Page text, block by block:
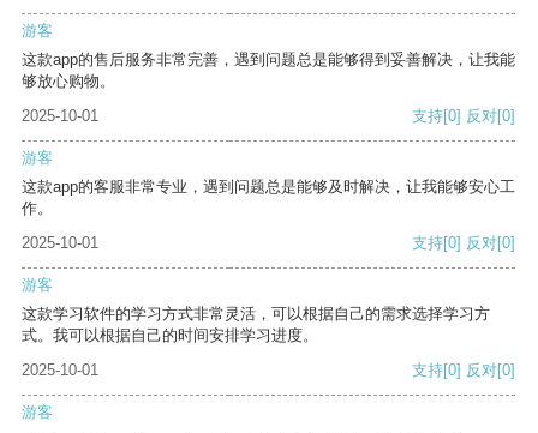
游客
这款app的售后服务非常完善，遇到问题总是能够得到妥善解决，让我能
够放心购物。
2025-10-01
支持[0] 反对[0]
游客
这款app的客服非常专业，遇到问题总是能够及时解决，让我能够安心工
作。
2025-10-01
支持[0] 反对[0]
游客
这款学习软件的学习方式非常灵活，可以根据自己的需求选择学习方
式。我可以根据自己的时间安排学习进度。
2025-10-01
支持[0] 反对[0]
游客